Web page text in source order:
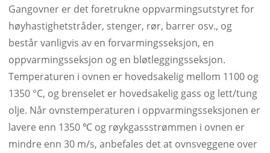
Gangovner er det foretrukne oppvarmingsutstyret for
høyhastighetstråder, stenger, rør, barrer osv., og
består vanligvis av en forvarmingsseksjon, en
oppvarmingsseksjon og en bløtleggingsseksjon.
Temperaturen i ovnen er hovedsakelig mellom 1100 og
1350 °C, og brenselet er hovedsakelig gass og lett/tung
olje. Når ovnstemperaturen i oppvarmingsseksjonen er
lavere enn 1350 ℃ og røykgassstrømmen i ovnen er
mindre enn 30 m/s, anbefales det at ovnsveggene over